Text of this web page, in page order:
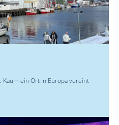
ein Ort in Europa vereint